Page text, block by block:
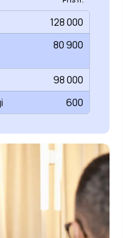
128 000
80 900
98 000
600